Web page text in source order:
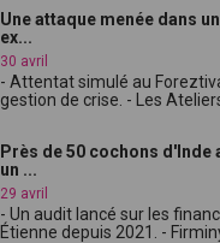
Une attaque menée dans
ex...
30 avril
- Attentat simulé au
gestion de crise. - Les
Près de 50 cochons d'Inde
un ...
29 avril
- Un audit lancé sur les
Étienne depuis 2021. - Firminy